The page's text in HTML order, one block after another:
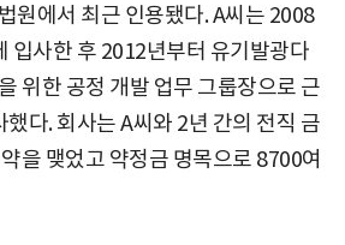
원에서 최근 인용됐다. A씨는 2008
입사한 후 2012년부터 유기발광다
위한 공정 개발 업무 그룹장으로 근
다. 회사는 A씨와 2년 간의 전직 금
을 맺었고 약정금 명목으로 8700여